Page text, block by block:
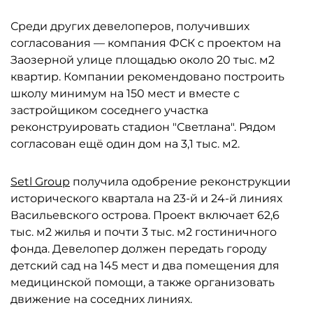
Среди других девелоперов, получивших
согласования — компания ФСК с проектом на
Заозерной улице площадью около 20 тыс. м2
квартир. Компании рекомендовано построить
школу минимум на 150 мест и вместе с
застройщиком соседнего участка
реконструировать стадион "Светлана". Рядом
согласован ещё один дом на 3,1 тыс. м2.
Setl Group получила одобрение реконструкции
исторического квартала на 23-й и 24-й линиях
Васильевского острова. Проект включает 62,6
тыс. м2 жилья и почти 3 тыс. м2 гостиничного
фонда. Девелопер должен передать городу
детский сад на 145 мест и два помещения для
медицинской помощи, а также организовать
движение на соседних линиях.